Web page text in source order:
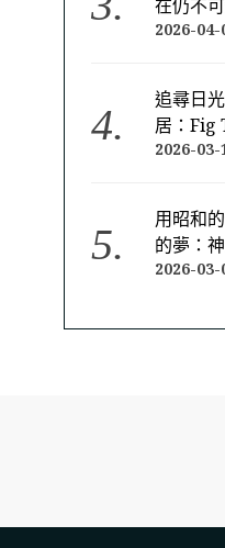
在仍不
2026-04-
追尋日
居：Fig
2026-03-
用昭和
的夢：
2026-03-